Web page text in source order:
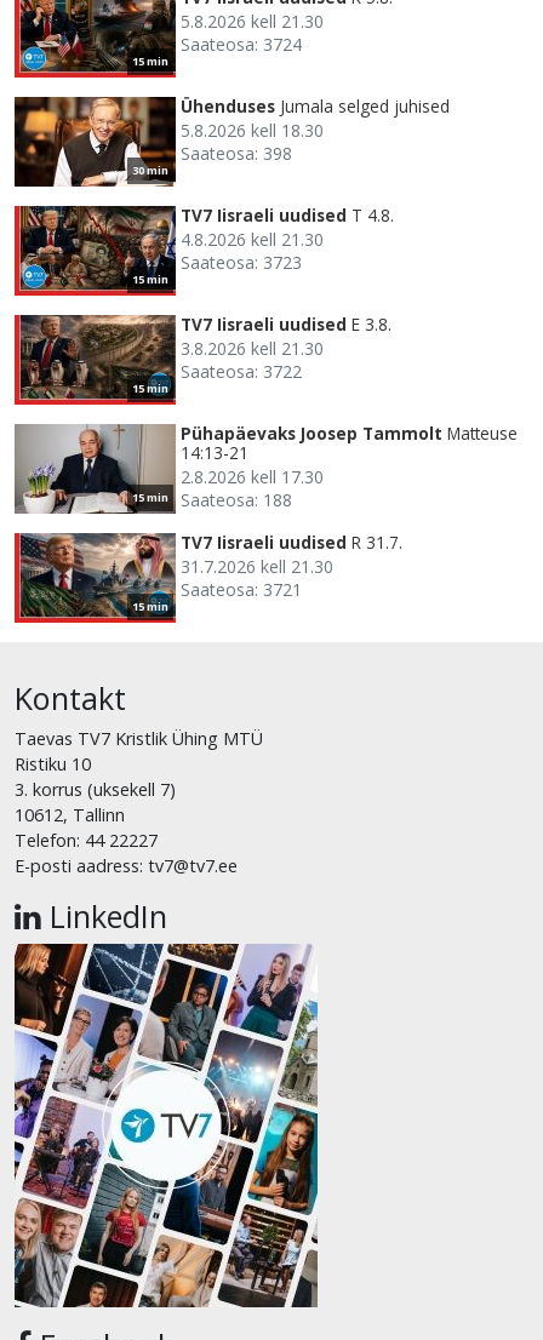
15 min
5.8.2026 kell 21.30
Saateosa: 3724
30 min
Ühenduses Jumala selged juhised
5.8.2026 kell 18.30
Saateosa: 398
15 min
TV7 Iisraeli uudised T 4.8.
4.8.2026 kell 21.30
Saateosa: 3723
15 min
TV7 Iisraeli uudised E 3.8.
3.8.2026 kell 21.30
Saateosa: 3722
15 min
Pühapäevaks Joosep Tammolt Matteuse
14:13-21
2.8.2026 kell 17.30
Saateosa: 188
15 min
TV7 Iisraeli uudised R 31.7.
31.7.2026 kell 21.30
Saateosa: 3721
Kontakt
Taevas TV7 Kristlik Ühing MTÜ
Ristiku 10
3. korrus (uksekell 7)
10612, Tallinn
Telefon: 44 22227
E-posti aadress: tv7@tv7.ee
LinkedIn